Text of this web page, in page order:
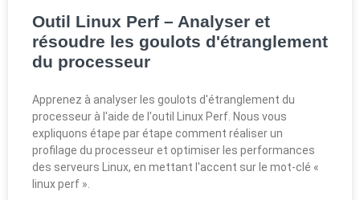
Outil Linux Perf – Analyser et
résoudre les goulots d'étranglement
du processeur
Apprenez à analyser les goulots d'étranglement du
processeur à l'aide de l'outil Linux Perf. Nous vous
expliquons étape par étape comment réaliser un
profilage du processeur et optimiser les performances
des serveurs Linux, en mettant l'accent sur le mot-clé «
linux perf ».